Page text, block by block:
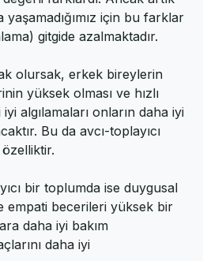
Avcı-toplayıcı
farklardı. Ancak artık
yaşamadığımız için bu farklar
olursak, erkek bireylerin
yüksek olması ve hızlı
algılamaları onların daha iyi
Bu da avcı-toplayıcı
bir toplumda ise duygusal
empati becerileri yüksek bir
daha iyi bakım